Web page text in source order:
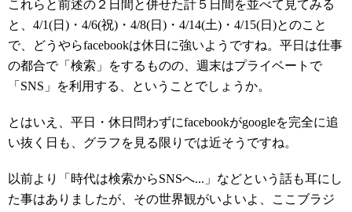
これらと前述の２日間と併せた計５日間を並べて見てみる
と、4/1(日)・4/6(祝)・4/8(日)・4/14(土)・4/15(日)とのこと
で、どうやらfacebookは休日に強いようですね。平日は仕事
の都合で「検索」をするものの、週末はプライベートで
「SNS」を利用する、ということでしょうか。
とはいえ、平日・休日問わずにfacebookがgoogleを完全に追
い抜く日も、グラフを見る限りでは近そうですね。
以前より「時代は検索からSNSへ...」などという話も耳にし
た事はありましたが、その世界観がいよいよ、ここブラジ